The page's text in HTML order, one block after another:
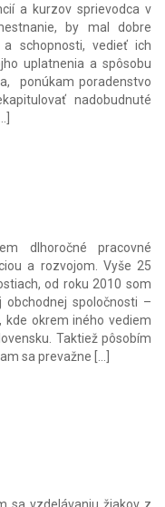
a kurzov sprievodca v
by mal dobre
schopnosti, vedieť ich
uplatnenia a spôsobu
ponúkam poradenstvo
nadobudnuté
dlhoročné pracovné
a rozvojom. Vyše 25
od roku 2010 som
spoločnosti –
kde okrem iného vediem
Taktiež pôsobím
sa prevažne […]